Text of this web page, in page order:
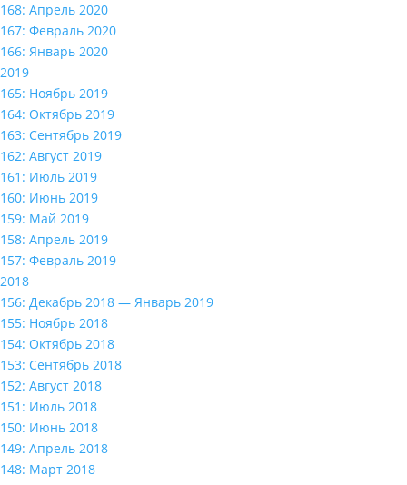
168: Апрель 2020
167: Февраль 2020
166: Январь 2020
2019
165: Ноябрь 2019
164: Октябрь 2019
163: Сентябрь 2019
162: Август 2019
161: Июль 2019
160: Июнь 2019
159: Май 2019
158: Апрель 2019
157: Февраль 2019
2018
156: Декабрь 2018 — Январь 2019
155: Ноябрь 2018
154: Октябрь 2018
153: Сентябрь 2018
152: Август 2018
151: Июль 2018
150: Июнь 2018
149: Апрель 2018
148: Март 2018